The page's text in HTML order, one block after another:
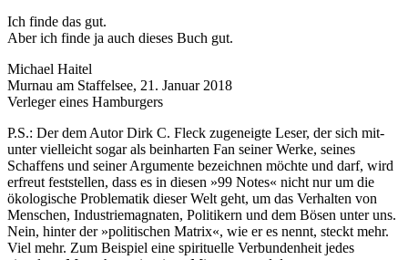
Ich finde das gut.
Aber ich finde ja auch dieses Buch gut.
Michael Haitel
Murnau am Staffelsee, 21. Januar 2018
Verleger eines Hamburgers
P.S.: Der dem Autor Dirk C. Fleck zugeneigte Leser, der sich mit­
unter vielleicht sogar als beinharten Fan seiner Werke, sei­nes
Schaffens und seiner Argumente bezeichnen möchte und darf, wird
erfreut feststellen, dass es in diesen »99 Notes« nicht nur um die
ökologische Problematik dieser Welt geht, um das Verhalten von
Menschen, Industriemagnaten, Po­liti­kern und dem Bösen unter uns.
Nein, hinter der »politischen Matrix«, wie er es nennt, steckt mehr.
Viel mehr. Zum Beispiel eine spirituelle Verbundenheit jedes